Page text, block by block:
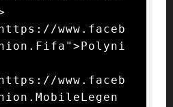
www.faceb
www.faceb